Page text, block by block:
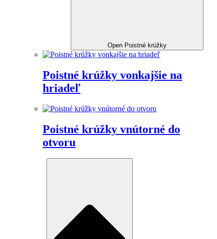
Open Poistné krúžky
Poistné krúžky vonkajšie na
hriadeľ
Poistné krúžky vnútorné do
otvoru